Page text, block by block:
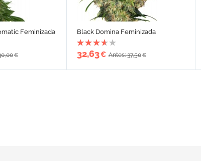
Feminizada
€
Black Domina Feminizada
32,63€ Antes: 37,50€